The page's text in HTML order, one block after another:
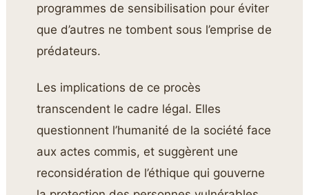
programmes de sensibilisation pour éviter
que d’autres ne tombent sous l’emprise de
prédateurs.
Les implications de ce procès
transcendent le cadre légal. Elles
questionnent l’humanité de la société face
aux actes commis, et suggèrent une
reconsidération de l’éthique qui gouverne